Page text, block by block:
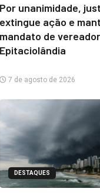
Por unanimidade,
extingue ação e
mandato de
Epitaciolândia
7 de agosto de 2026
DESTAQUES